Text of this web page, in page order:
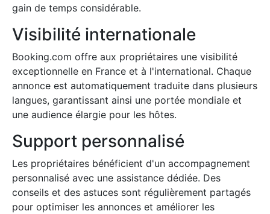
gain de temps considérable.
Visibilité internationale
Booking.com offre aux propriétaires une visibilité
exceptionnelle en France et à l'international. Chaque
annonce est automatiquement traduite dans plusieurs
langues, garantissant ainsi une portée mondiale et
une audience élargie pour les hôtes.
Support personnalisé
Les propriétaires bénéficient d'un accompagnement
personnalisé avec une assistance dédiée. Des
conseils et des astuces sont régulièrement partagés
pour optimiser les annonces et améliorer les